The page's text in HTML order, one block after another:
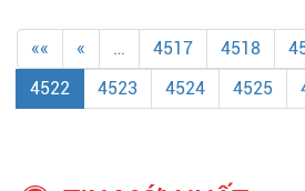
«« « … 4517 4518
4522
4523 4524 4525